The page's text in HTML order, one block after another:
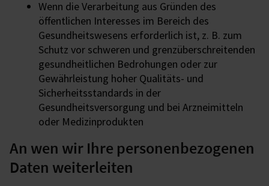
Wenn die Verarbeitung aus Gründen des
öffentlichen Interesses im Bereich des
Gesundheitswesens erforderlich ist, z. B. zum
Schutz vor schweren und grenzüberschreitenden
gesundheitlichen Bedrohungen oder zur
Gewährleistung hoher Qualitäts- und
Sicherheitsstandards in der
Gesundheitsversorgung und bei Arzneimitteln
oder Medizinprodukten
An wen wir Ihre personenbezogenen
Daten weiterleiten